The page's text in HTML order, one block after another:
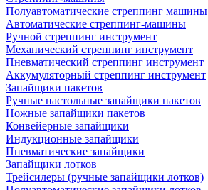
Полуавтоматические стреппинг машины
Автоматические стреппинг-машины
Ручной стреппинг инструмент
Механический стреппинг инструмент
Пневматический стреппинг инструмент
Аккумуляторный стреппинг инструмент
Запайщики пакетов
Ручные настольные запайщики пакетов
Ножные запайщики пакетов
Конвейерные запайщики
Индукционные запайщики
Пневматические запайщики
Запайщики лотков
Трейсилеры (ручные запайщики лотков)